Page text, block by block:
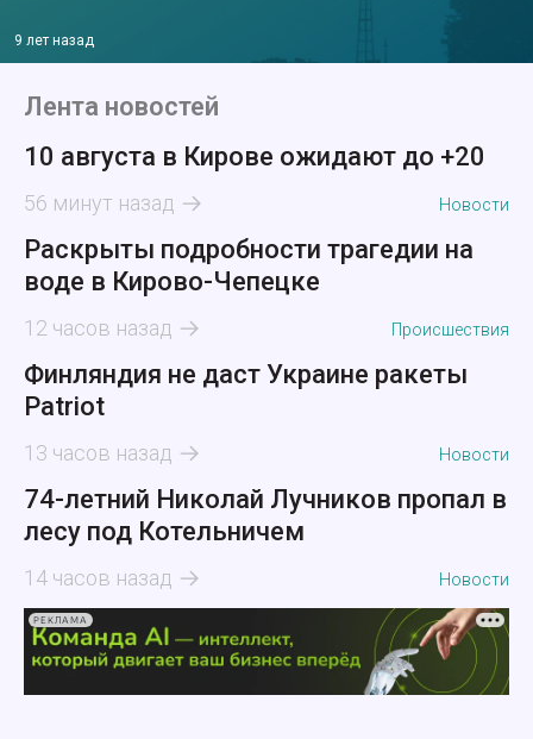
9 лет назад
Лента новостей
10 августа в Кирове ожидают до +20
56 минут назад Новости
Раскрыты подробности трагедии на
воде в Кирово-Чепецке
12 часов назад Происшествия
Финляндия не даст Украине ракеты
Patriot
13 часов назад Новости
74-летний Николай Лучников пропал в
лесу под Котельничем
14 часов назад Новости
РЕКЛАМА